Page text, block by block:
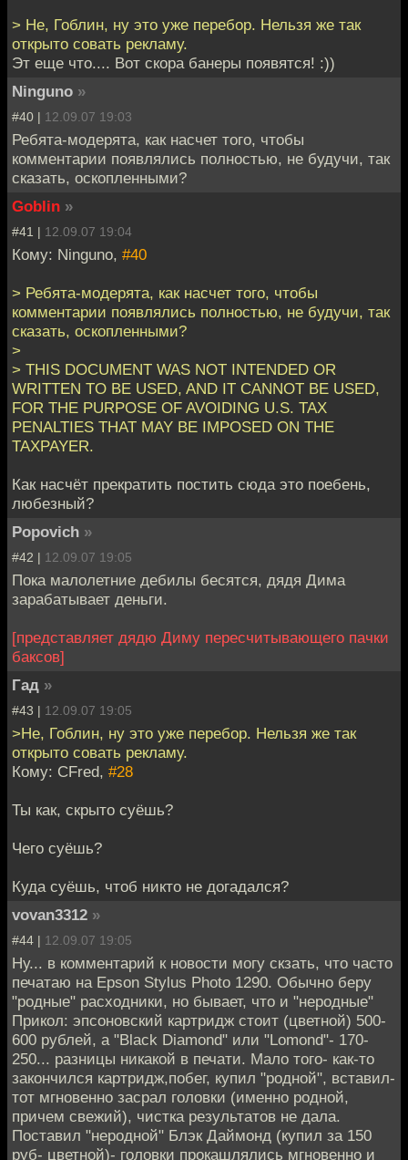
> Не, Гоблин, ну это уже перебор. Нельзя же так
открыто совать рекламу.
Эт еще что.... Вот скора банеры появятся! :))
Ninguno »
#40 | 12.09.07 19:03
Ребята-модерята, как насчет того, чтобы
комментарии появлялись полностью, не будучи, так
сказать, оскопленными?
Goblin »
#41 | 12.09.07 19:04
Кому: Ninguno, #40
> Ребята-модерята, как насчет того, чтобы
комментарии появлялись полностью, не будучи, так
сказать, оскопленными?
>
> THIS DOCUMENT WAS NOT INTENDED OR
WRITTEN TO BE USED, AND IT CANNOT BE USED,
FOR THE PURPOSE OF AVOIDING U.S. TAX
PENALTIES THAT MAY BE IMPOSED ON THE
TAXPAYER.
Как насчёт прекратить постить сюда это поебень,
любезный?
Popovich »
#42 | 12.09.07 19:05
Пока малолетние дебилы бесятся, дядя Дима
зарабатывает деньги.
[представляет дядю Диму пересчитывающего пачки
баксов]
Гад »
#43 | 12.09.07 19:05
>Не, Гоблин, ну это уже перебор. Нельзя же так
открыто совать рекламу.
Кому: CFred, #28
Ты как, скрыто суёшь?
Чего суёшь?
Куда суёшь, чтоб никто не догадался?
vovan3312 »
#44 | 12.09.07 19:05
Ну... в комментарий к новости могу скзать, что часто
печатаю на Epson Stylus Photo 1290. Обычно беру
"родные" расходники, но бывает, что и "неродные"
Прикол: эпсоновский картридж стоит (цветной) 500-
600 рублей, а "Black Diamond" или "Lomond"- 170-
250... разницы никакой в печати. Мало того- как-то
закончился картридж,побег, купил "родной", вставил-
тот мгновенно засрал головки (именно родной,
причем свежий), чистка результатов не дала.
Поставил "неродной" Блэк Даймонд (купил за 150
руб- цветной)- головки прокашлялись мгновенно и